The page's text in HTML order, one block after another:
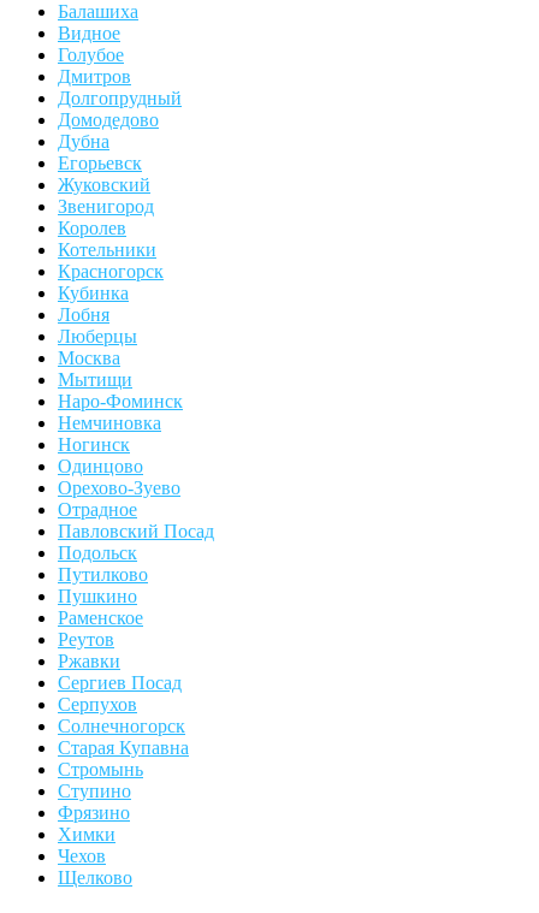
Балашиха
Видное
Голубое
Дмитров
Долгопрудный
Домодедово
Дубна
Егорьевск
Жуковский
Звенигород
Королев
Котельники
Красногорск
Кубинка
Лобня
Люберцы
Москва
Мытищи
Наро-Фоминск
Немчиновка
Ногинск
Одинцово
Орехово-Зуево
Отрадное
Павловский Посад
Подольск
Путилково
Пушкино
Раменское
Реутов
Ржавки
Сергиев Посад
Серпухов
Солнечногорск
Старая Купавна
Стромынь
Ступино
Фрязино
Химки
Чехов
Щелково